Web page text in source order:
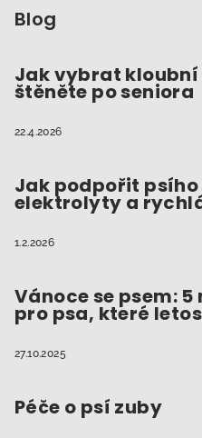
Blog
Jak vybrat kloubní
štěněte po seniora
22.4.2026
Jak podpořit
elektrolyty a
1.2.2026
Vánoce se psem:
pro psa, které
27.10.2025
Péče o psí zuby